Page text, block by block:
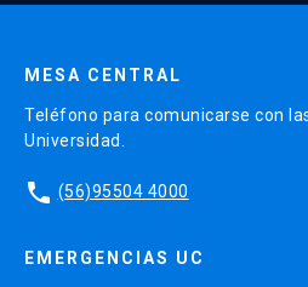
MESA CENTRAL
Teléfono para comunicarse con
Universidad.
phone (56)95504 4000
EMERGENCIAS UC